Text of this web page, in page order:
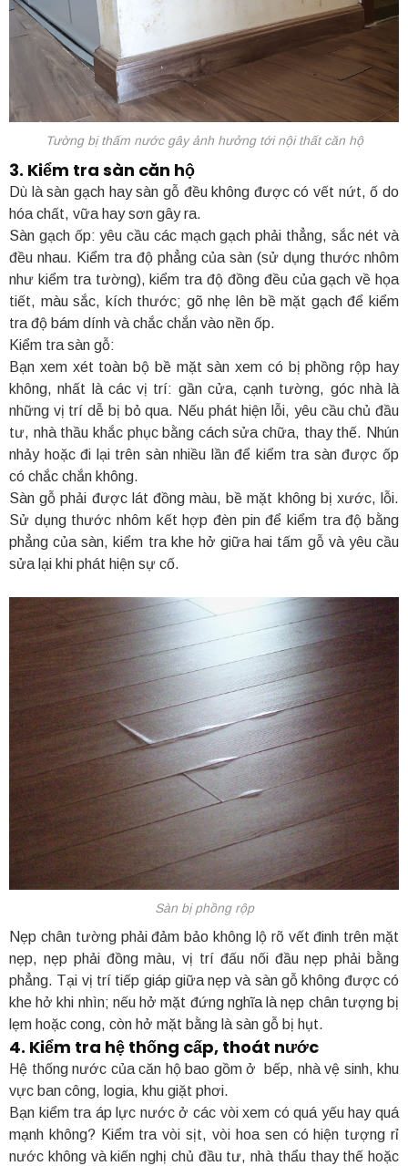
Tường bị thấm nước gây ảnh hưởng tới nội thất căn hộ
3. Kiểm tra sàn căn hộ
Dù là sàn gạch hay sàn gỗ đều không được có vết nứt, ố do
hóa chất, vữa hay sơn gây ra.
Sàn gạch ốp: yêu cầu các mạch gạch phải thẳng, sắc nét và
đều nhau. Kiểm tra độ phẳng của sàn (sử dụng thước nhôm
như kiểm tra tường), kiểm tra độ đồng đều của gạch về họa
tiết, màu sắc, kích thước; gõ nhẹ lên bề mặt gạch để kiểm
tra độ bám dính và chắc chắn vào nền ốp.
Kiểm tra sàn gỗ:
Bạn xem xét toàn bộ bề mặt sàn xem có bị phồng rộp hay
không, nhất là các vị trí: gần cửa, cạnh tường, góc nhà là
những vị trí dễ bị bỏ qua. Nếu phát hiện lỗi, yêu cầu chủ đầu
tư, nhà thầu khắc phục bằng cách sửa chữa, thay thế. Nhún
nhảy hoặc đi lại trên sàn nhiều lần để kiểm tra sàn được ốp
có chắc chắn không.
Sàn gỗ phải được lát đồng màu, bề mặt không bị xước, lỗi.
Sử dụng thước nhôm kết hợp đèn pin để kiểm tra độ bằng
phẳng của sàn, kiểm tra khe hở giữa hai tấm gỗ và yêu cầu
sửa lại khi phát hiện sự cố.
Sàn bị phồng rộp
Nẹp chân tường phải đảm bảo không lộ rõ vết đinh trên mặt
nẹp, nẹp phải đồng màu, vị trí đấu nối đầu nẹp phải bằng
phẳng. Tại vị trí tiếp giáp giữa nẹp và sàn gỗ không được có
khe hở khi nhìn; nếu hở mặt đứng nghĩa là nẹp chân tượng bị
lẹm hoặc cong, còn hở mặt bằng là sàn gỗ bị hụt.
4. Kiểm tra hệ thống cấp, thoát nước
Hệ thống nước của căn hộ bao gồm ở bếp, nhà vệ sinh, khu
vực ban công, logia, khu giặt phơi.
Bạn kiểm tra áp lực nước ở các vòi xem có quá yếu hay quá
mạnh không? Kiểm tra vòi sịt, vòi hoa sen có hiện tượng rỉ
nước không và kiến nghị chủ đầu tư, nhà thẩu thay thế hoặc